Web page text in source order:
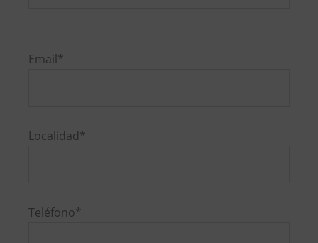
favor,
vacío.
Email*
Localidad*
Teléfono*